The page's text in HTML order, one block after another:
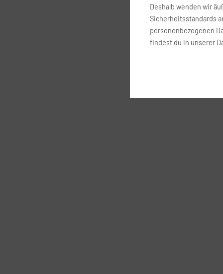
Deshalb wenden wir
Sicherheitsstandards
personenbezogenen
findest du in unserer